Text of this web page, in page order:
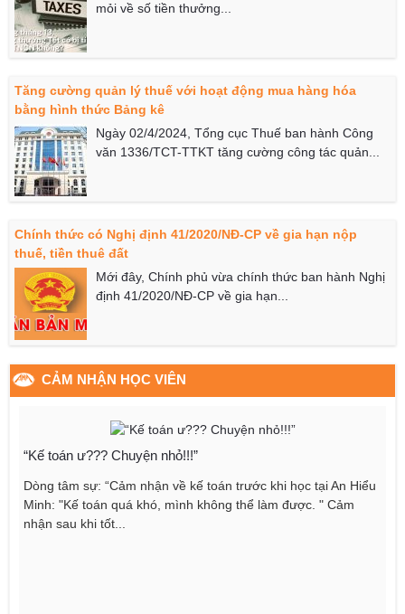
mỏi về số tiền thưởng...
Tăng cường quản lý thuế với hoạt động mua hàng hóa
bằng hình thức Bảng kê
Ngày 02/4/2024, Tổng cục Thuế ban hành Công
văn 1336/TCT-TTKT tăng cường công tác quản...
Chính thức có Nghị định 41/2020/NĐ-CP về gia hạn nộp
thuế, tiền thuê đất
Mới đây, Chính phủ vừa chính thức ban hành Nghị
định 41/2020/NĐ-CP về gia hạn...
CẢM NHẬN HỌC VIÊN
“Kế toán ư??? Chuyện nhỏ!!!”
Dòng tâm sự: “Cảm nhận về kế toán trước khi học tại An Hiểu
Minh: "Kế toán quá khó, mình không thể làm được. " Cảm
nhận sau khi tốt...